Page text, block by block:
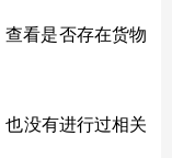
看是否存在货物
没有进行过相关